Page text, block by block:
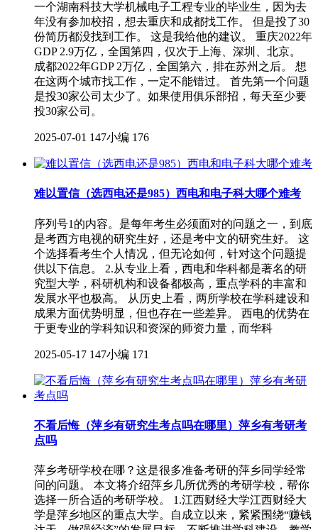
一个湖南科技大学机械电子工程专业的毕业生，因为去
年没有参加校招，想去重庆和成都找工作。 但是投了30
份简历都没找到工作。 这是我给他的建议。 重庆2022年
GDP 2.9万亿，全国第四，仅次于上海、深圳、北京。
成都2022年GDP 2万亿，全国第六，排在苏州之后。 想
在这两个城市找工作，一定不能错过。 首先第一个问题
是投30家公司太少了。如果使用俱乐部招，每天至少要
投30家公司。
2025-07-01 147小编 176
难以置信（选西电还是985）西电和电子科大哪个难考
序列号1的内容。是每年考生必须面对的问题之一，到底
是考西方电视的研究生好，还是考中文的研究生好。 这
个选择看考生个人情况，但无论如何，针对这个问题提
供以下信息。 2.从专业上看，西电和华科都是著名的研
究型大学，科研机构和设备都极高，重点学科的丰富和
发展水平也极高。 从历史上看，两所学校在学科建设和
成果方面优势明显，但也存在一些差异。 西电的优势在
于更专业的学科知识和资深的师资力量，而华科
2025-05-17 147小编 171
不看后悔（萍乡有研究生考点吗在哪里）萍乡有考研考
点吗
萍乡考研学校在哪？这是很多准备考研的萍乡同学经常
问的问题。 本文将介绍萍乡几所优秀的考研学校，帮你
选择一所合适的考研学校。 1.江西财经大学江西财经大
学是萍乡地区的重点大学。自成立以来，紧紧围绕“赚钱